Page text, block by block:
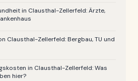
in Clausthal-Zellerfeld: Ärzte,
Clausthal-Zellerfeld: Bergbau, TU und
in Clausthal-Zellerfeld: Was
hier?